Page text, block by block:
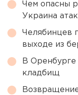
Чем опасны
Украина
Челябинцев
выходе из
В Оренбурге
кладбищ